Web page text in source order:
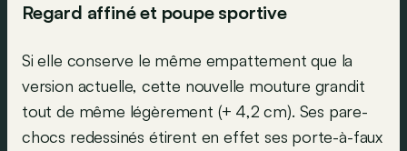
Regard affiné et poupe sportive
Si elle conserve le même empattement que la
version actuelle, cette nouvelle mouture grandit
tout de même légèrement (+ 4,2 cm). Ses pare-
chocs redessinés étirent en effet ses porte-à-faux